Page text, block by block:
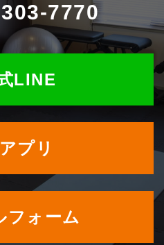
7770
LINE
プリ
フォーム